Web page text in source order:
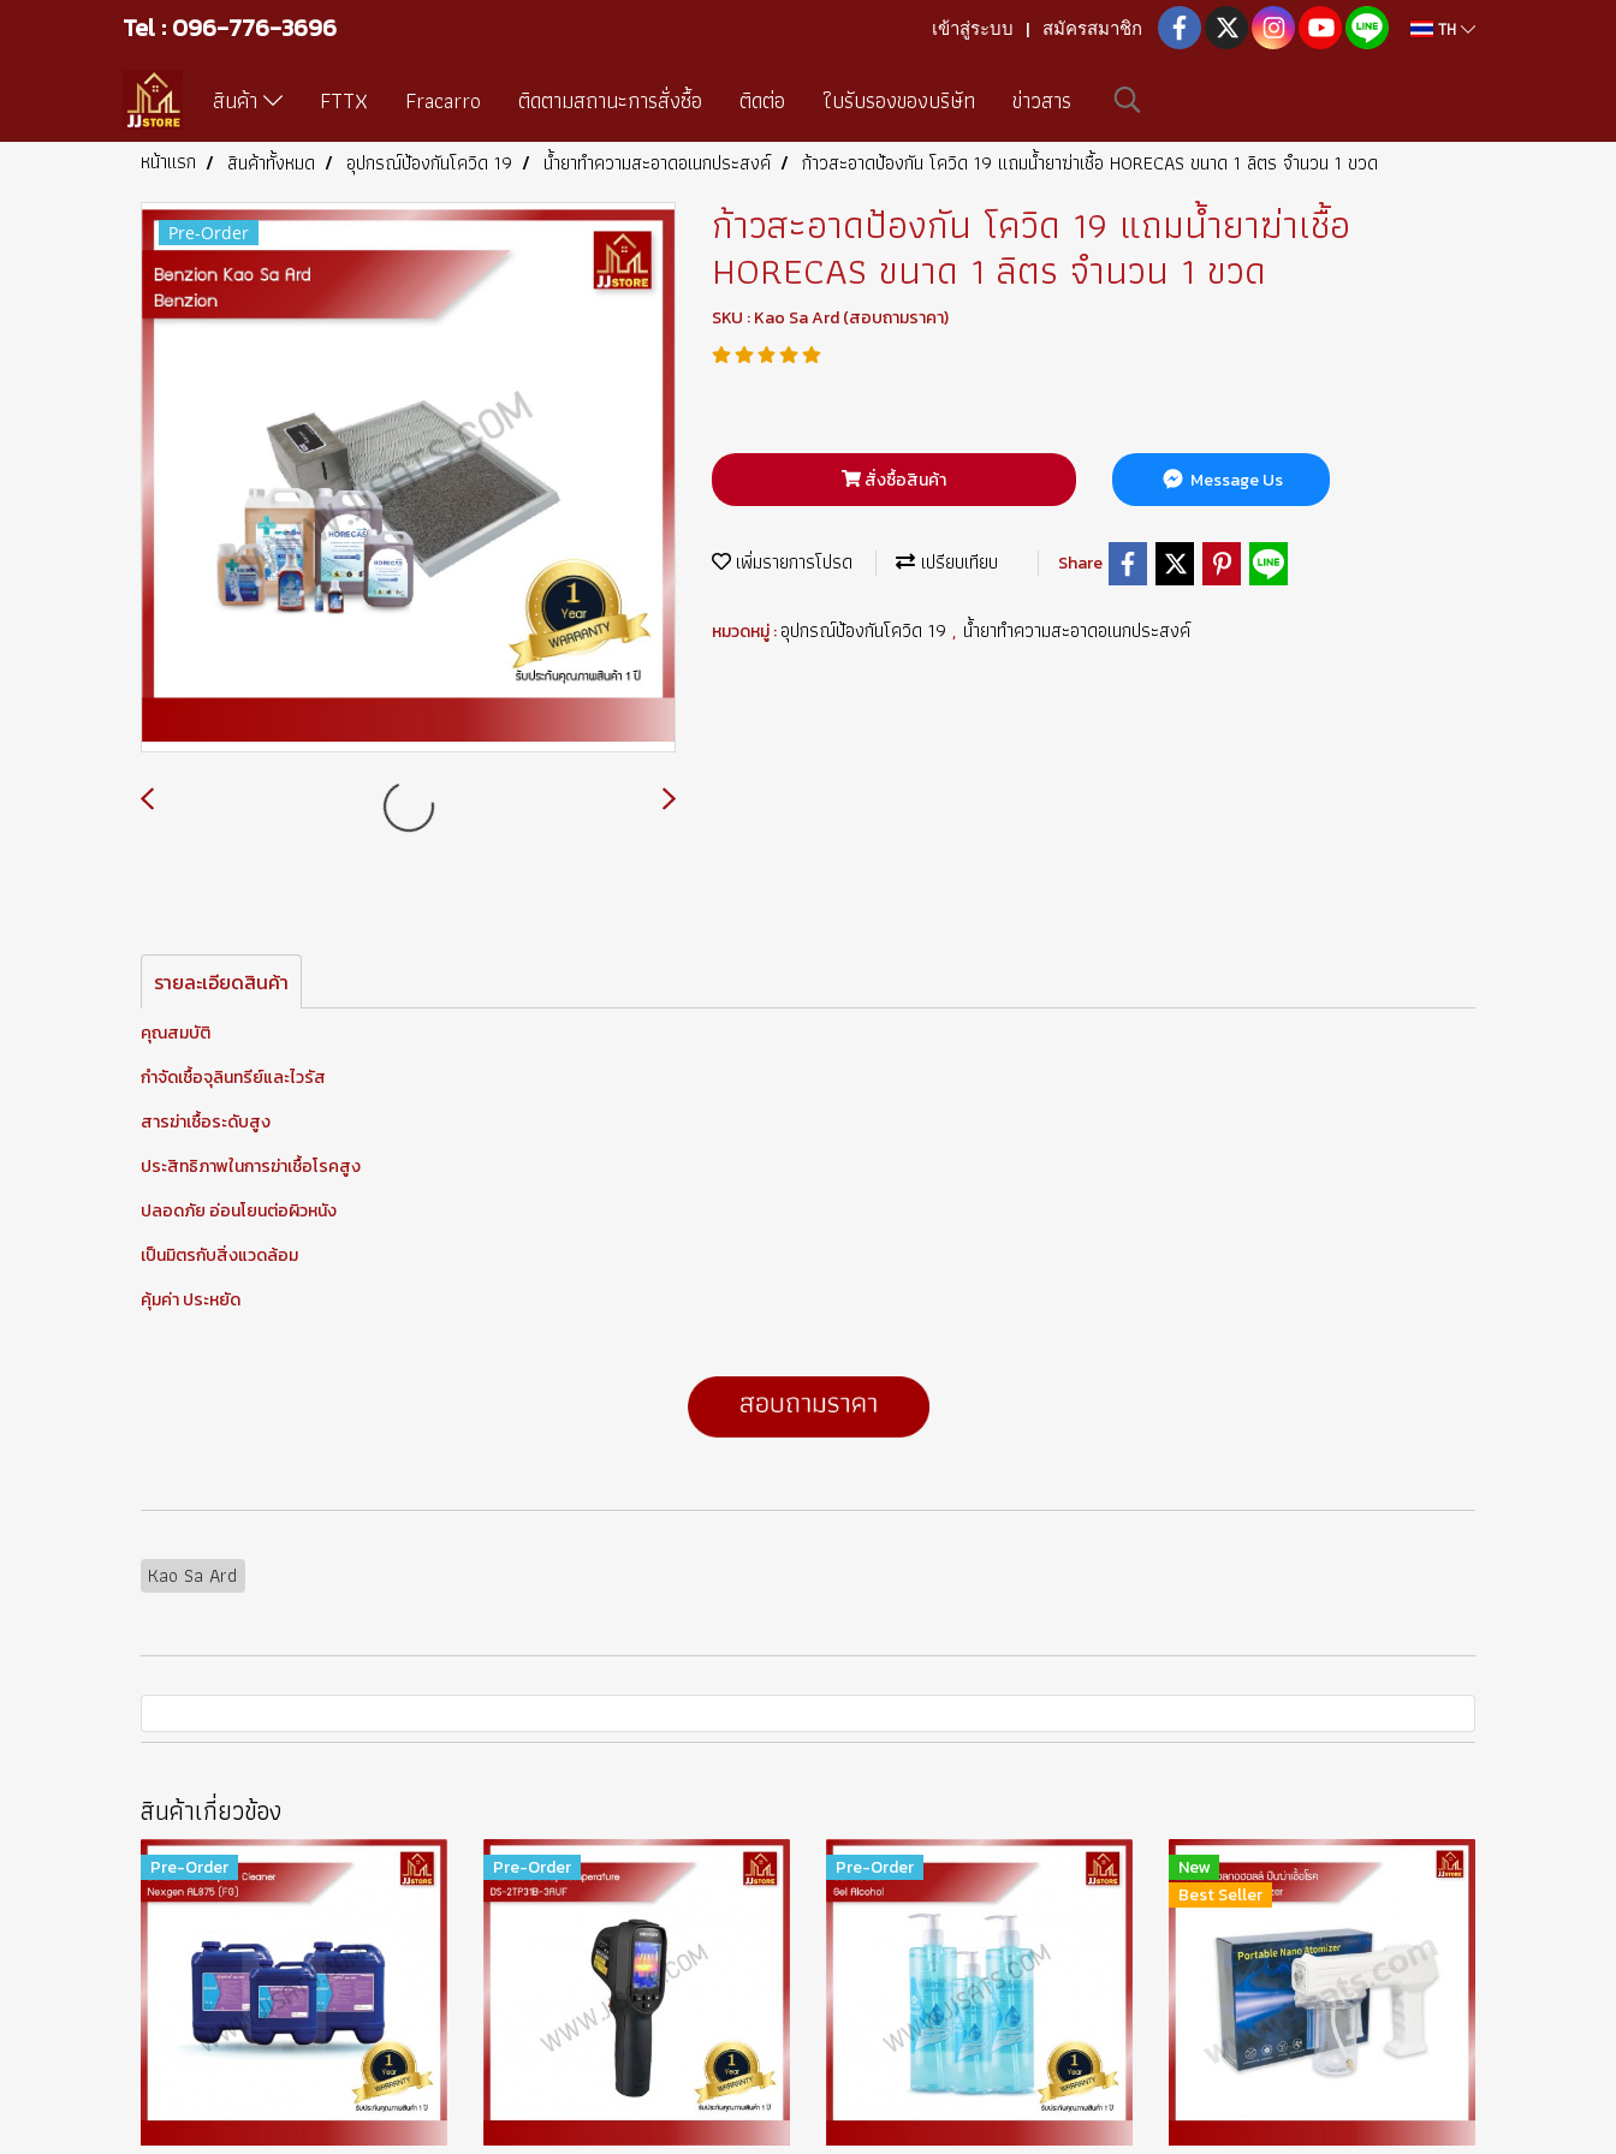
Tel : 096-776-3696 เข้าสู่ระบบ สมัครสมาชิก TH
สินค้า FTTX Fracarro ติดตามสถานะการสั่งซื้อ ติดต่อ ใบรับรองของบริษัท ข่าวสาร
หน้าแรก สินค้าทั้งหมด อุปกรณ์ป้องกันโควิด 19 น้ำยาทำความสะอาดอเนกประสงค์ ก้าวสะอาดป้องกัน โควิด 19 แถมน้ำยาฆ่าเชื้อ HORECAS ขนาด 1 ลิตร จำนวน 1 ขวด
Pre-Order ก้าวสะอาดป้องกัน โควิด 19 แถมน้ำยาฆ่าเชื้อ
HORECAS ขนาด 1 ลิตร จำนวน 1 ขวด
SKU : Kao Sa Ard (สอบถามราคา)
สั่งซื้อสินค้า Message Us
เพิ่มรายการโปรด เปรียบเทียบ Share
หมวดหมู่ :อุปกรณ์ป้องกันโควิด 19 , น้ำยาทำความสะอาดอเนกประสงค์
รายละเอียดสินค้า
คุณสมบัติ
กำจัดเชื้อจุลินทรีย์และไวรัส
สารฆ่าเชื้อระดับสูง
ประสิทธิภาพในการฆ่าเชื้อโรคสูง
ปลอดภัย อ่อนโยนต่อผิวหนัง
เป็นมิตรกับสิ่งแวดล้อม
คุ้มค่า ประหยัด
Kao Sa Ard
สินค้าเกี่ยวข้อง
Pre-Order Pre-Order Pre-Order
New
Best Seller